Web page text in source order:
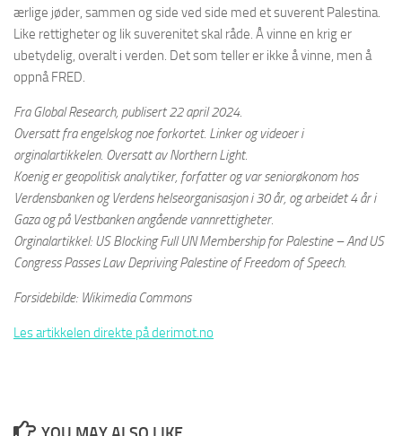
ærlige jøder, sammen og side ved side med et suverent Palestina.
Like rettigheter og lik suverenitet skal råde. Å vinne en krig er
ubetydelig, overalt i verden. Det som teller er ikke å vinne, men å
oppnå FRED.
Fra Global Research, publisert 22 april 2024.
Oversatt fra engelskog noe forkortet. Linker og videoer i
orginalartikkelen. Oversatt av Northern Light.
Koenig er geopolitisk analytiker, forfatter og var seniorøkonom hos
Verdensbanken og Verdens helseorganisasjon i 30 år, og arbeidet 4 år i
Gaza og på Vestbanken angående vannrettigheter.
Orginalartikkel: US Blocking Full UN Membership for Palestine – And US
Congress Passes Law Depriving Palestine of Freedom of Speech.
Forsidebilde: Wikimedia Commons
Les artikkelen direkte på derimot.no